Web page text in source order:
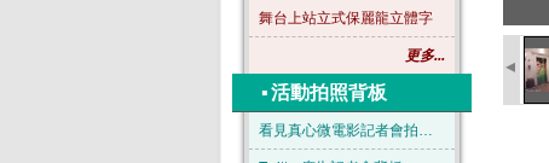
舞台上站立式保麗龍立體字
更多...
▪活動拍照背板
看見真心微電影記者會拍照背板
◂